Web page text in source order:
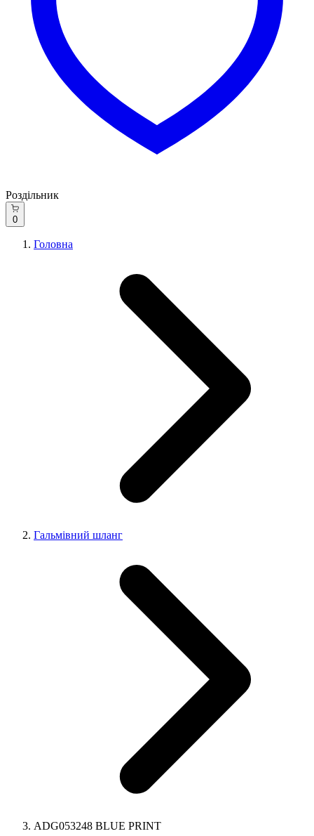
Роздільник
0
Головна
Гальмівний шланг
ADG053248 BLUE PRINT